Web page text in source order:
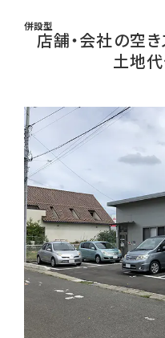
併設型
店舗・会社の空
土地